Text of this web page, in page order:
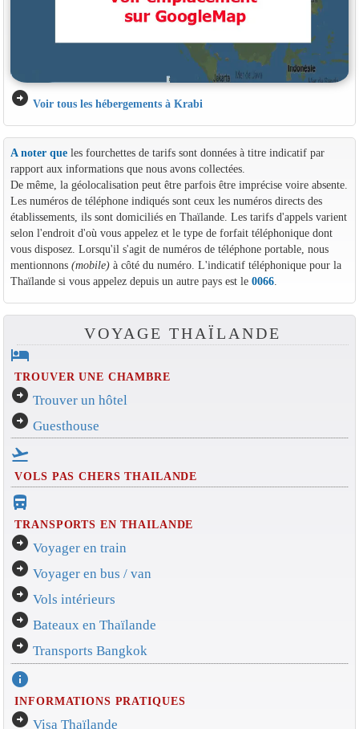
arrow_circle_right Voir tous les hébergements à Krabi
A noter queles fourchettes de tarifs sont données à titre indicatif par
rapport aux informations que nous avons collectées.
De même, la géolocalisation peut être parfois être imprécise voire absente.
Les numéros de téléphone indiqués sont ceux les numéros directs des
établissements, ils sont domiciliés en Thaïlande. Les tarifs d'appels varient
selon l'endroit d'où vous appelez et le type de forfait téléphonique dont
vous disposez. Lorsqu'il s'agit de numéros de téléphone portable, nous
mentionnons (mobile)à côté du numéro. L'indicatif téléphonique pour la
Thaïlande si vous appelez depuis un autre pays est le 0066.
VOYAGE THAÏLANDE
hotel
TROUVER UNE CHAMBRE
arrow_circle_right Trouver un hôtel
arrow_circle_right Guesthouse
flight_takeoff
VOLS PAS CHERS THAILANDE
directions_bus_filled
TRANSPORTS EN THAILANDE
arrow_circle_right Voyager en train
arrow_circle_right Voyager en bus / van
arrow_circle_right Vols intérieurs
arrow_circle_right Bateaux en Thaïlande
arrow_circle_right Transports Bangkok
info
INFORMATIONS PRATIQUES
arrow_circle_right Visa Thaïlande